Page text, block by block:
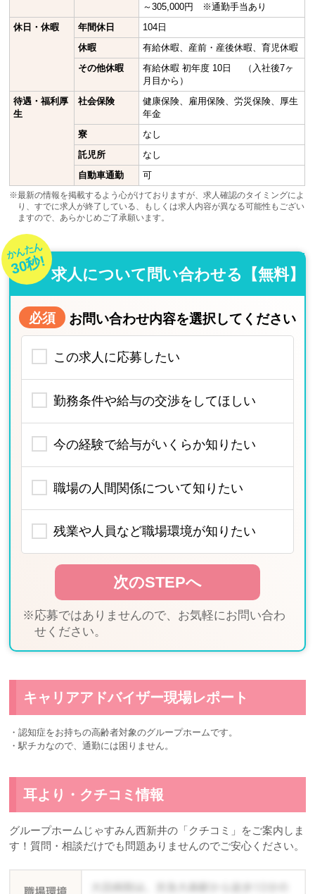
～305,000円 ※通勤手当あり
休日・休暇
年間休日
104日
休暇
有給休暇、産前・産後休暇、育児休暇
その他休暇
有給休暇 初年度 10日 （入社後7ヶ
月目から）
待遇・福利厚
生
社会保険
健康保険、雇用保険、労災保険、厚生
年金
寮
なし
託児所
なし
自動車通勤
可
※最新の情報を掲載するよう心がけておりますが、求人確認のタイミングによ
り、すでに求人が終了している、もしくは求人内容が異なる可能性もござい
ますので、あらかじめご了承願います。
かんたん
30秒! 求人について問い合わせる【無料】
必須 お問い合わせ内容を選択してください
この求人に応募したい
勤務条件や給与の交渉をしてほしい
今の経験で給与がいくらか知りたい
職場の人間関係について知りたい
残業や人員など職場環境が知りたい
※応募ではありませんので、お気軽にお問い合わ
せください。
キャリアアドバイザー現場レポート
・認知症をお持ちの高齢者対象のグループホームです。
・駅チカなので、通勤には困りません。
耳より・クチコミ情報
グループホームじゃすみん西新井の「クチコミ」をご案内しま
す！質問・相談だけでも問題ありませんのでご安心ください。